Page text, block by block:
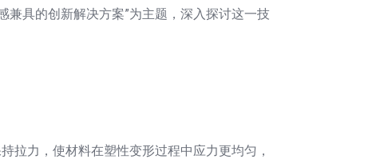
兼具的创新解决方案”为主题，深入探讨这一技
拉力，使材料在塑性变形过程中应力更均匀，